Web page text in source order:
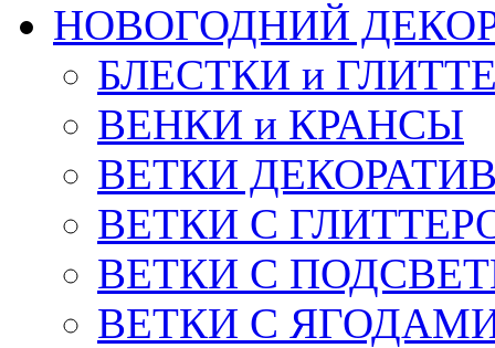
НОВОГОДНИЙ
БЛЕСТКИ и
ВЕНКИ и КРАНСЫ
ВЕТКИ
ВЕТКИ С
ВЕТКИ С
ВЕТКИ С